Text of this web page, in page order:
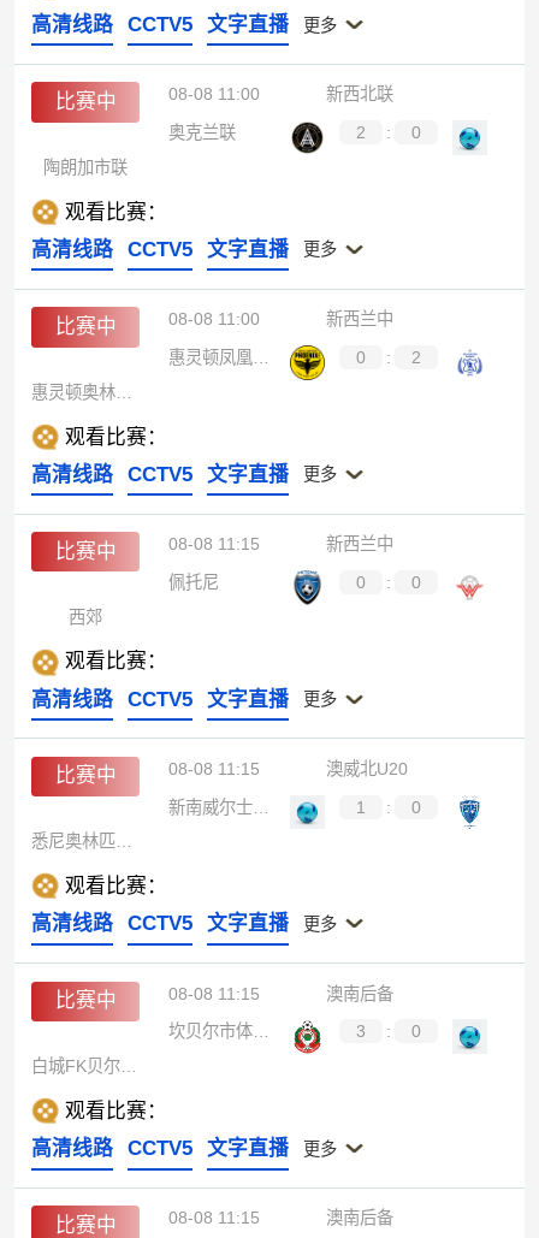
高清线路
CCTV5 文字直播 更多
比赛中 08-08 11:00
新西北联
奥克兰联
2 :
0
陶朗加市联
观看比赛：
高清线路
CCTV5 文字直播 更多
比赛中 08-08 11:00
新西兰中
惠灵顿凤凰预备队
0 :
2
观看比赛：
高清线路
CCTV5 文字直播 更多
比赛中 08-08 11:15
新西兰中
佩托尼
0 :
0
西郊
观看比赛：
高清线路
CCTV5 文字直播 更多
比赛中 08-08 11:15
澳威北U20
新南威尔士大学U20
1 :
0
悉尼奥林匹克U20
观看比赛：
高清线路
CCTV5 文字直播 更多
比赛中 08-08 11:15
澳南后备
坎贝尔市体育馆后备队
3 :
0
观看比赛：
高清线路
CCTV5 文字直播 更多
比赛中 08-08 11:15 澳南后备